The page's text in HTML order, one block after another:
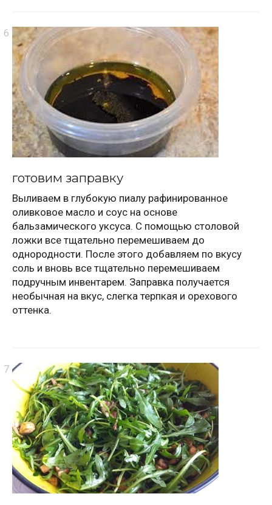
готовим заправку
Выливаем в глубокую пиалу рафинированное
оливковое масло и соус на основе
бальзамического уксуса. С помощью столовой
ложки все тщательно перемешиваем до
однородности. После этого добавляем по вкусу
соль и вновь все тщательно перемешиваем
подручным инвентарем. Заправка получается
необычная на вкус, слегка терпкая и орехового
оттенка.